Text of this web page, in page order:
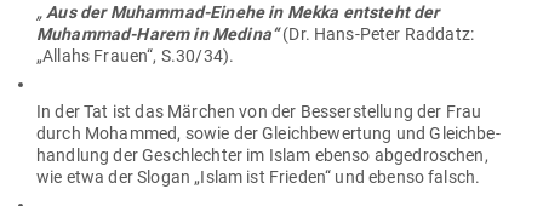
„ Aus der Muhammad-Einehe in Mekka ent­steht der
Muhammad-Harem in Medina“ (Dr. Hans-Peter Raddatz:
„Allahs Frauen“, S.30/34).
In der Tat ist das Märchen von der Bes­ser­stellung der Frau
durch Mohammed, sowie der Gleich­be­wertung und Gleich­be­
handlung der Geschlechter im Islam ebenso abge­dro­schen,
wie etwa der Slogan „Islam ist Frieden“ und ebenso falsch.